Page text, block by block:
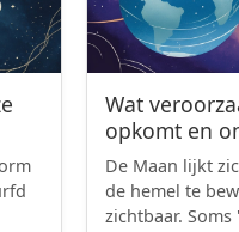
Wat
opkomt en
De Maan lijkt
de hemel te
zichtbaar. Soms